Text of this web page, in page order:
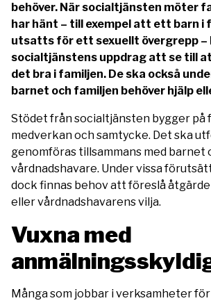
behöver. När socialtjänsten möter
har hänt – till exempel att ett barn i
utsatts för ett sexuellt övergrepp –
socialtjänstens uppdrag att se till
det bra i familjen. De ska också
barnet och familjen behöver hjälp
Stödet från socialtjänsten bygger på
medverkan och samtycke. Det ska
genomföras tillsammans med barnet
vårdnadshavare. Under vissa
dock finnas behov att föreslå
eller vårdnadshavarens vilja.
Vuxna med
Många som jobbar i verksamheter